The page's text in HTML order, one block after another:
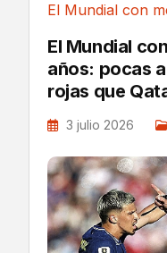
El Mundial
años: pocas
rojas que
3 julio 2026